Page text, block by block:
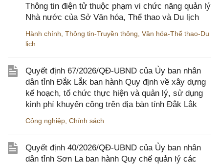
Thông tin điện tử thuộc phạm vi chức năng quản lý
Nhà nước của Sở Văn hóa, Thể thao và Du lịch
Hành chính Thông tin-Truyền thông Văn hóa-Thể thao-Du
lịch
Quyết định 67/2026/QĐ-UBND của Ủy ban nhân
dân tỉnh Đắk Lắk ban hành Quy định về xây dựng
kế hoạch, tổ chức thực hiện và quản lý, sử dụng
kinh phí khuyến công trên địa bàn tỉnh Đắk Lắk
Công nghiệp Chính sách
Quyết định 40/2026/QĐ-UBND của Ủy ban nhân
dân tỉnh Sơn La ban hành Quy chế quản lý các